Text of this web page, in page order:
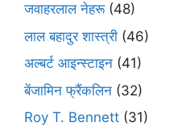
जवाहरलाल नेहरू(48)
लाल बहादुर शास्त्री (46)
अल्बर्ट आइन्स्टाइन (41)
बेंजामिन फ्रैंकलिन (32)
Roy T. Bennett (31)